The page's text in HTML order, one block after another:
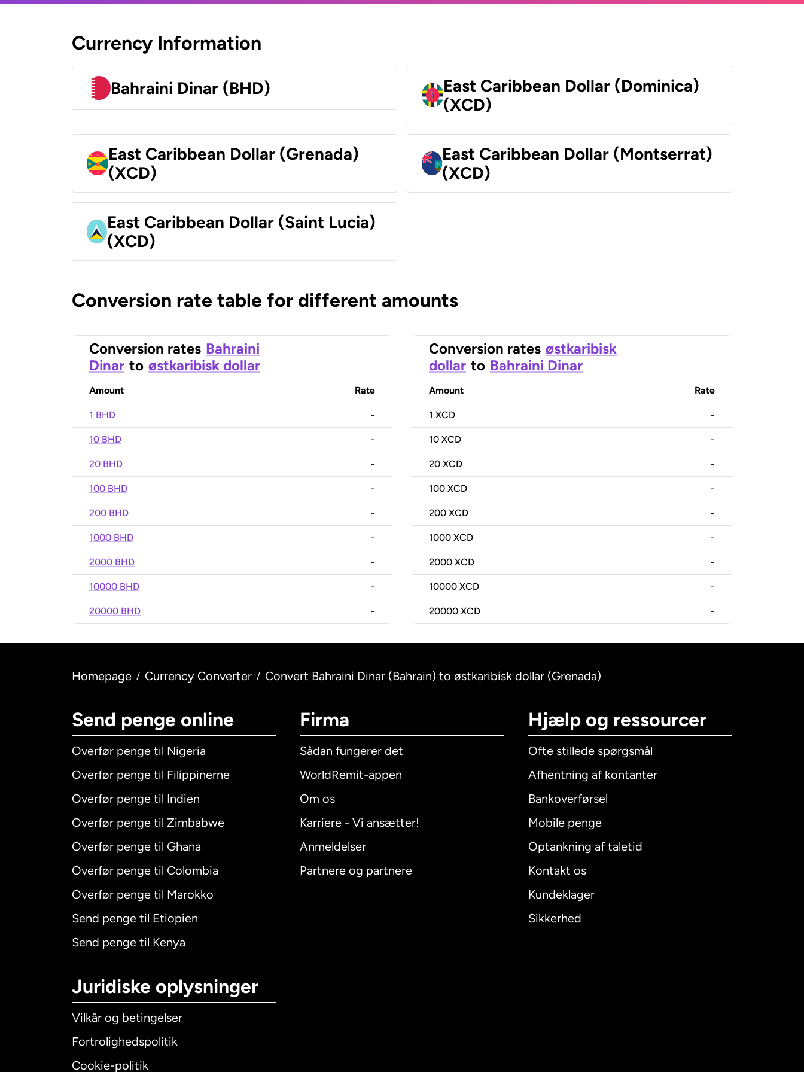
Currency Information
Bahraini Dinar (BHD)
East Caribbean Dollar (Dominica)
(XCD)
East Caribbean Dollar (Grenada)
(XCD)
East Caribbean Dollar (Montserrat)
(XCD)
East Caribbean Dollar (Saint Lucia)
(XCD)
Conversion rate table for different amounts
Conversion rates Bahraini
Dinar to østkaribisk dollar
Amount Rate
1 BHD -
10 BHD -
20 BHD -
100 BHD -
200 BHD -
1000 BHD -
2000 BHD -
10000 BHD -
20000 BHD -
Conversion rates østkaribisk
dollar to Bahraini Dinar
Amount Rate
1 XCD -
10 XCD -
20 XCD -
100 XCD -
200 XCD -
1000 XCD -
2000 XCD -
10000 XCD -
20000 XCD -
Homepage / Currency Converter / Convert Bahraini Dinar (Bahrain) to østkaribisk dollar (Grenada)
Send penge online
Overfør penge til Nigeria
Overfør penge til Filippinerne
Overfør penge til Indien
Overfør penge til Zimbabwe
Overfør penge til Ghana
Overfør penge til Colombia
Overfør penge til Marokko
Send penge til Etiopien
Send penge til Kenya
Firma
Sådan fungerer det
WorldRemit-appen
Om os
Karriere - Vi ansætter!
Anmeldelser
Partnere og partnere
Hjælp og ressourcer
Ofte stillede spørgsmål
Afhentning af kontanter
Bankoverførsel
Mobile penge
Optankning af taletid
Kontakt os
Kundeklager
Sikkerhed
Juridiske oplysninger
Vilkår og betingelser
Fortrolighedspolitik
Cookie-politik